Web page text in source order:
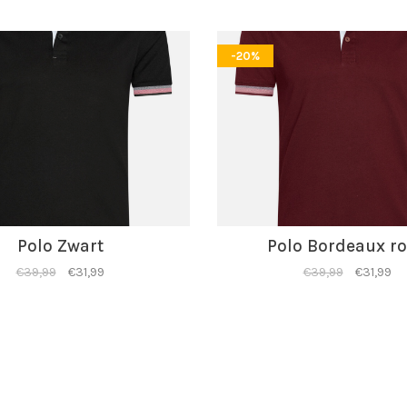
Polo Zwart
€39,99 €31,99
-20%
Polo Bordeaux
€39,99 €31,99